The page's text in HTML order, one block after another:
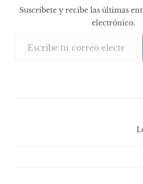
Suscríbete y recibe las últimas
electrónico.